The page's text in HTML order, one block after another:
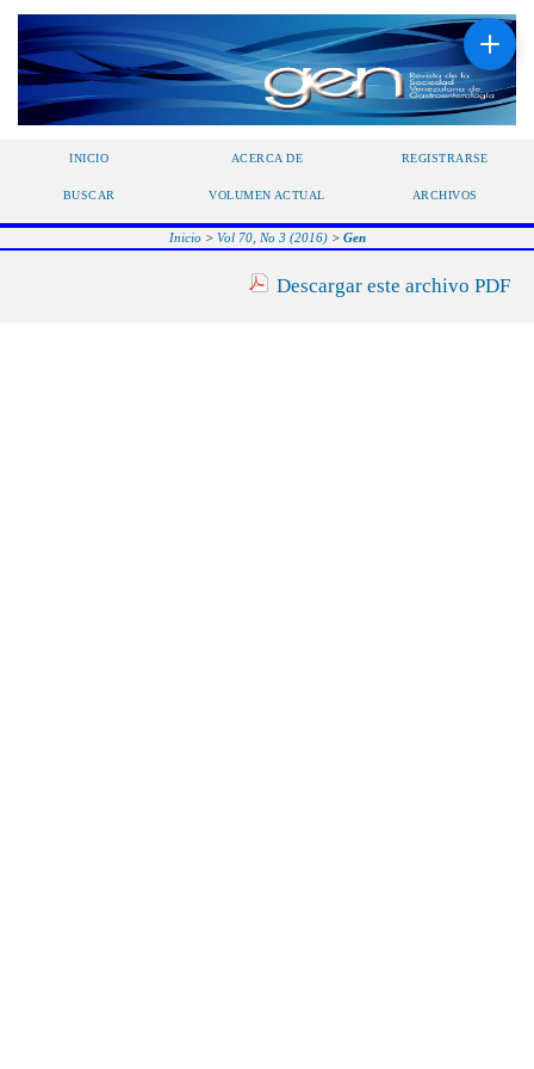
INICIO ACERCA DE REGISTRARSE
BUSCAR VOLUMEN ACTUAL ARCHIVOS
Inicio> Vol 70, No 3 (2016)> Gen
Descargar este archivo PDF